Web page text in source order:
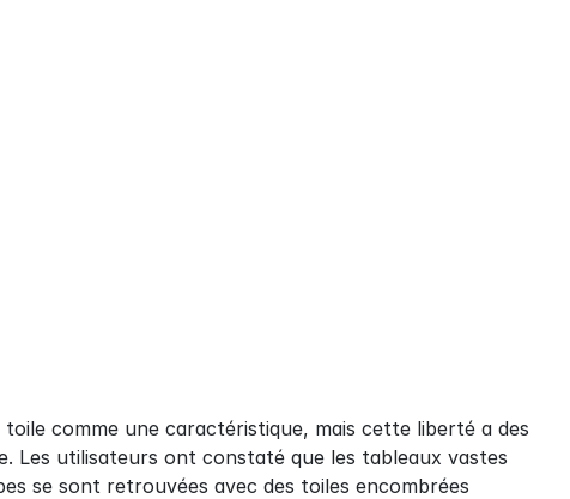
comme une caractéristique, mais cette liberté a des
Les utilisateurs ont constaté que les tableaux vastes
se sont retrouvées avec des toiles encombrées